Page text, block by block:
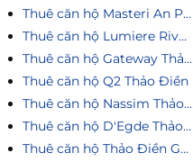
Thuê căn hộ Masteri An Phú
Thuê căn hộ Lumiere Riverside
Thuê căn hộ Gateway Thảo Điền
Thuê căn hộ Q2 Thảo Điền
Thuê căn hộ Nassim Thảo Điền
Thuê căn hộ D'Egde Thảo Điền
Thuê căn hộ Thảo Điền Green